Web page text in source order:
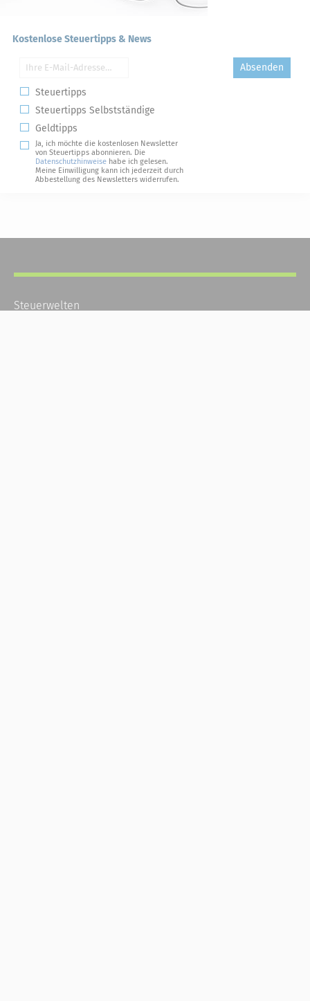
Kostenlose Steuertipps & News
Absenden
Steuertipps
Steuertipps Selbstständige
Geldtipps
Ja, ich möchte die kostenlosen Newsletter
von Steuertipps abonnieren. Die
Datenschutzhinweise habe ich gelesen.
Meine Einwilligung kann ich jederzeit durch
Abbestellung des Newsletters widerrufen.
Steuerwelten